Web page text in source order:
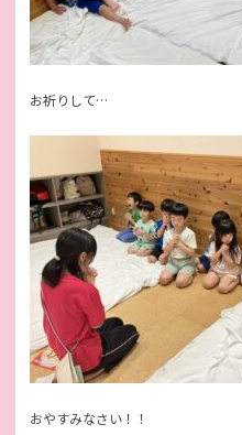
お祈りして…
おやすみなさい！！